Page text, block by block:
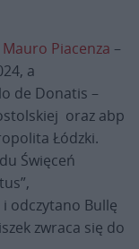
Piacenza –
a
de Donatis –
oraz abp
Łódzki.
Święceń
odczytano Bullę
zwraca się do